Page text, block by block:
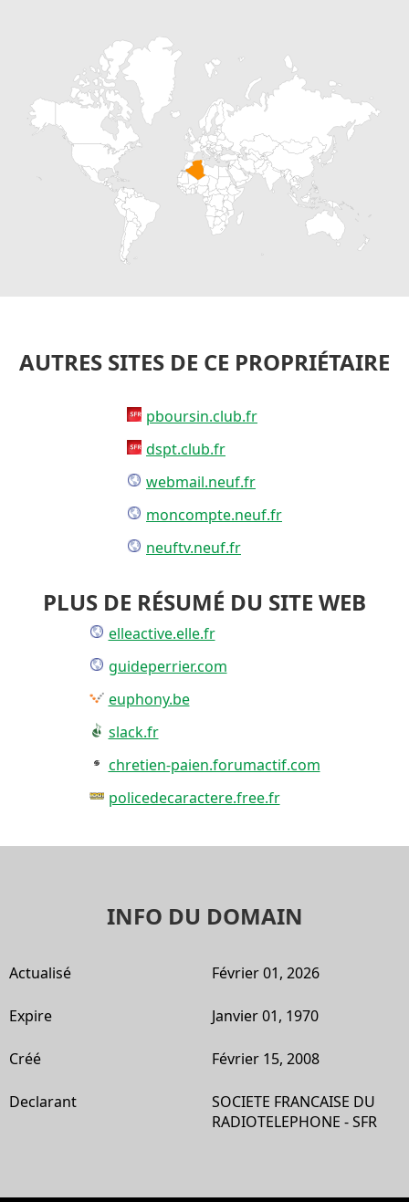
AUTRES SITES DE CE PROPRIÉTAIRE
pboursin.club.fr
dspt.club.fr
webmail.neuf.fr
moncompte.neuf.fr
neuftv.neuf.fr
PLUS DE RÉSUMÉ DU SITE WEB
elleactive.elle.fr
guideperrier.com
euphony.be
slack.fr
chretien-paien.forumactif.com
policedecaractere.free.fr
INFO DU DOMAIN
Actualisé Février 01, 2026
Expire Janvier 01, 1970
Créé Février 15, 2008
Declarant
SOCIETE FRANCAISE DU
RADIOTELEPHONE - SFR